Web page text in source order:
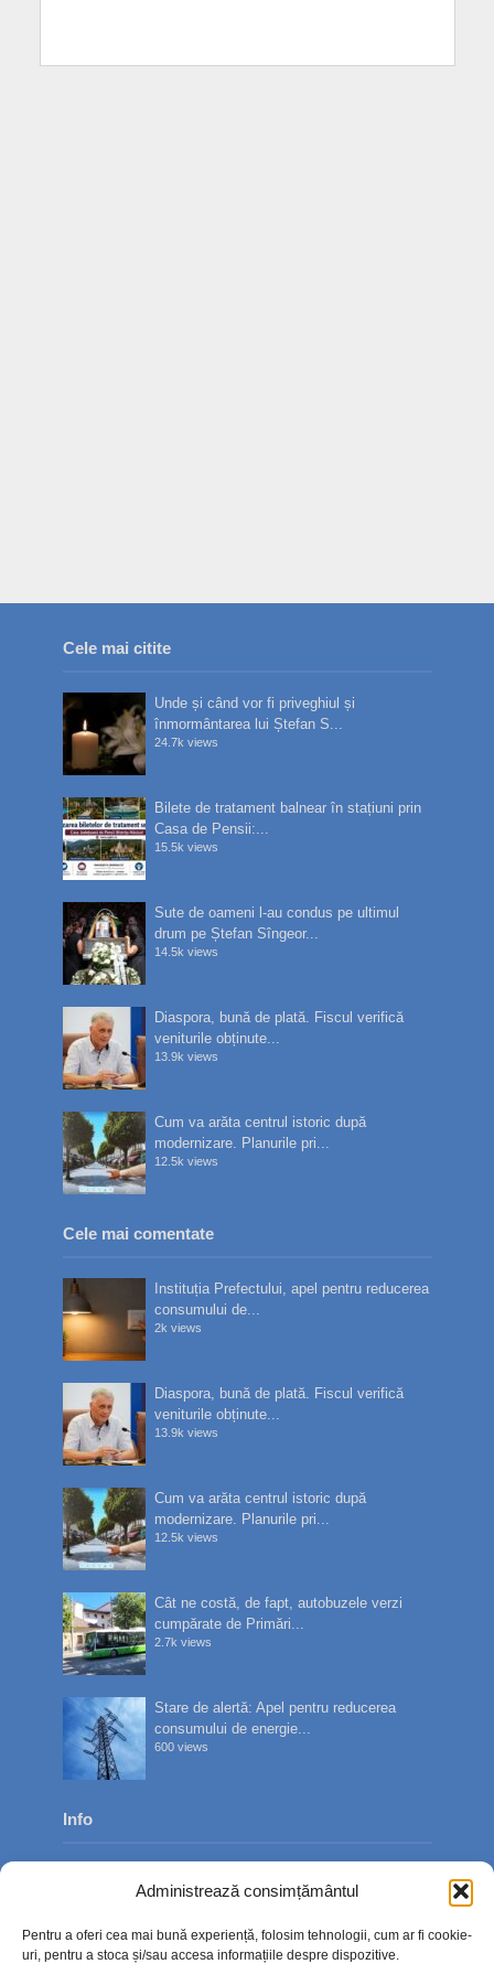
Administrează consimțământul
Pentru a oferi cea mai bună experiență, folosim tehnologii, cum ar fi cookie-
uri, pentru a stoca și/sau accesa informațiile despre dispozitive.
Cele mai citite
Unde și când vor fi priveghiul și
înmormântarea lui Ștefan S...
24.7k views
Bilete de tratament balnear în stațiuni prin
Casa de Pensii:...
15.5k views
Sute de oameni l-au condus pe ultimul
drum pe Ștefan Sîngeor...
14.5k views
Diaspora, bună de plată. Fiscul verifică
veniturile obținute...
13.9k views
Cum va arăta centrul istoric după
modernizare. Planurile pri...
12.5k views
Cele mai comentate
Instituția Prefectului, apel pentru reducerea
consumului de...
2k views
Diaspora, bună de plată. Fiscul verifică
veniturile obținute...
13.9k views
Cum va arăta centrul istoric după
modernizare. Planurile pri...
12.5k views
Cât ne costă, de fapt, autobuzele verzi
cumpărate de Primări...
2.7k views
Stare de alertă: Apel pentru reducerea
consumului de energie...
600 views
Info
Contact